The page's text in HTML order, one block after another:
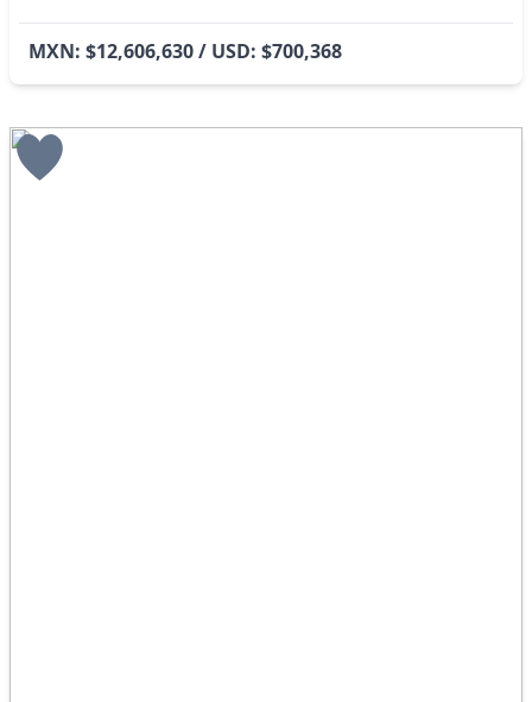
MXN: $12,606,630 / USD: $700,368